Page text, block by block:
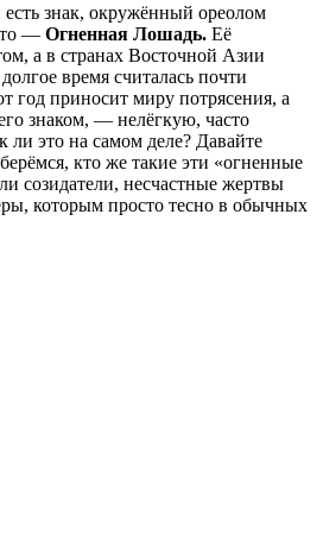
знак, окружённый ореолом
— Огненная Лошадь. Её
а в странах Восточной Азии
время считалась почти
год приносит миру потрясения, а
знаком, — нелёгкую, часто
ли это на самом деле? Давайте
кто же такие эти «огненные
созидатели, несчастные жертвы
которым просто тесно в обычных